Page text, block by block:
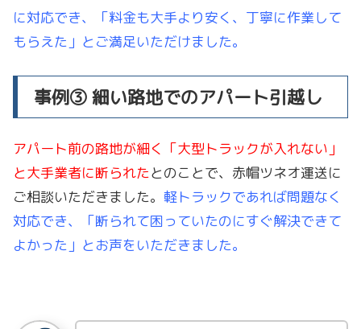
に対応でき、「料金も大手より安く、丁寧に作業して
もらえた」とご満足いただけました。
事例③ 細い路地でのアパート引越し
アパート前の路地が細く「大型トラックが入れない」
と大手業者に断られたとのことで、赤帽ツネオ運送に
ご相談いただきました。 軽トラックであれば問題なく
対応でき、「断られて困っていたのにすぐ解決できて
よかった」とお声をいただきました。